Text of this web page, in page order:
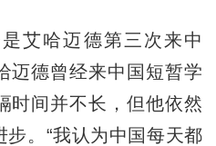
哈迈德第三次来中
迈德曾经来中国短暂学
时间并不长，但他依然
。“我认为中国每天都